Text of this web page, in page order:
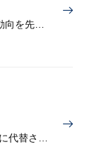
個社データ・業界統計・JCB消費NOWから消費動向を先取り